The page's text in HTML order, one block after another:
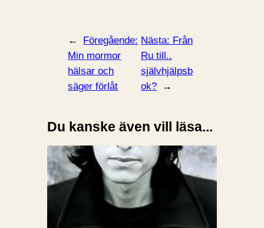
←
Föregående:
Min mormor
hälsar och
säger förlåt
Nästa: Från
Ru till..
självhjälpsb
ok?
→
Du kanske även vill läsa...